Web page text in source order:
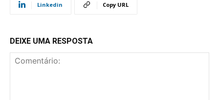
Linkedin Copy URL
DEIXE UMA RESPOSTA